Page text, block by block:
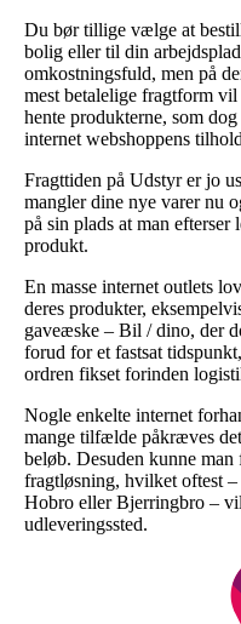
Du bør tillige vælge at
bolig eller til din
omkostningsfuld, men på
mest betalelige fragtform
hente produkterne, som
internet webshoppens
Fragttiden på Udstyr er jo
mangler dine nye varer nu
på sin plads at man
produkt.
En masse internet outlets
deres produkter,
gaveæske – Bil / dino, der
forud for et fastsat
ordren fikset forinden
Nogle enkelte internet
mange tilfælde påkræves
beløb. Desuden kunne
fragtløsning, hvilket oftest
Hobro eller Bjerringbro –
udleveringssted.